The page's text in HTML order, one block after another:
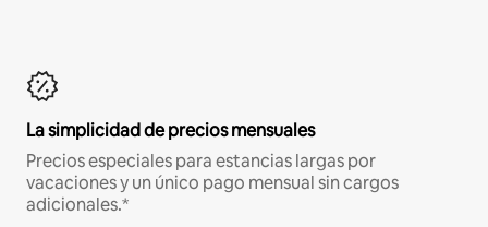
La simplicidad de precios mensuales
Precios especiales para estancias largas por
vacaciones y un único pago mensual sin cargos
adicionales.*